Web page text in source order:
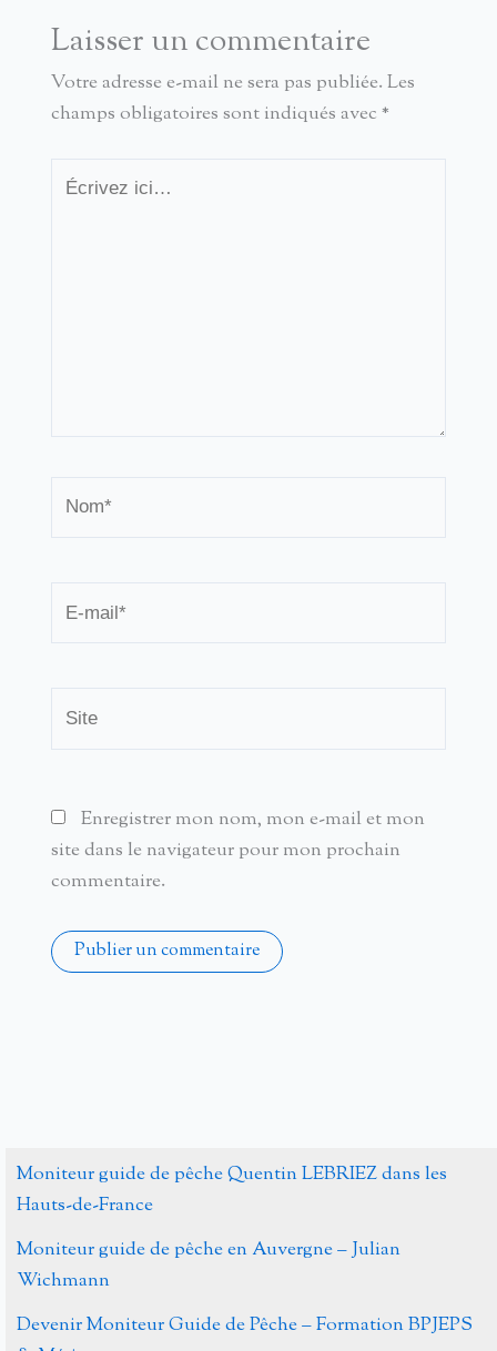
Laisser un commentaire
Votre adresse e-mail ne sera pas publiée. Les
champs obligatoires sont indiqués avec *
Écrivez
mail*
Enregistrer mon nom, mon e-mail et mon
site dans le navigateur pour mon prochain
commentaire.
Moniteur guide de pêche Quentin LEBRIEZ dans les
Hauts-de-France
Moniteur guide de pêche en Auvergne – Julian
Wichmann
Devenir Moniteur Guide de Pêche – Formation BPJEPS